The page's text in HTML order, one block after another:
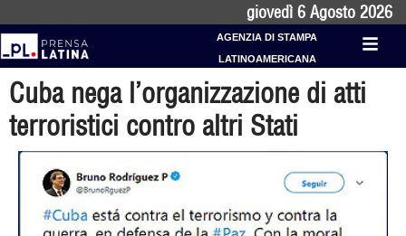
giovedì 6 Agosto 2026
AGENZIA DI STAMPA
LATINOAMERICANA
Cuba nega l’organizzazione di atti
terroristici contro altri Stati